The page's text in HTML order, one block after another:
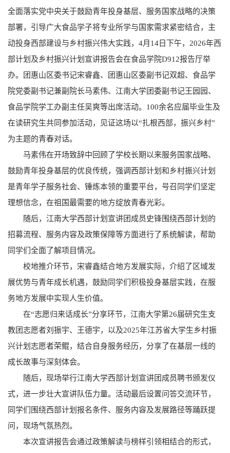
全面落实党中央关于鼓励青年投身基层、服务国家战略的决策
部署，引导广大食品学子将专业所学与国家需求紧密结合，主
动投身西部建设与乡村振兴伟大实践，4月14日下午，2026年西
部计划及乡村振兴计划宣讲报告会在食品学院D912报告厅举
办。团惠山区委书记宋睿鑫、团惠山区委副书记双超、食品学
院党委副书记兼副院长马素伟、江南大学团委副书记王园园、
食品学院学工办副主任吴爽等出席活动。100余名应届毕业生及
在读研究生共同参加活动，见证这场以“扎根西部，振兴乡村”
为主题的青春对话。
马素伟在开场致辞中回顾了学校长期以来服务国家战略、
鼓励青年投身基层的优良传统，强调西部计划和乡村振兴计划
是青年学子服务社会、锤炼本领的重要平台，号召同学们坚定
理想信念，在祖国最需要的地方绽放青春光彩。
随后，江南大学西部计划宣讲团成员史锋围绕西部计划的
招募流程、服务内容及政策保障等方面进行了系统解读，帮助
同学们全面了解项目情况。
校地推介环节，宋睿鑫结合地方发展实际，介绍了区域发
展优势与青年成长机遇，鼓励同学们积极投身基层实践，在服
务地方发展中实现人生价值。
在“志愿归来话成长”分享环节，江南大学第26届研究生支
教团志愿者刘振宇、王德宇，以及2025年江苏省大学生乡村振
兴计划志愿者荣鲲，结合自身服务经历，分享了在基层一线的
成长故事与深刻体会。
随后，现场举行江南大学西部计划宣讲团成员聘书颁发仪
式，进一步壮大宣讲队伍力量。活动最后设置问答交流环节，
同学们围绕西部计划报名条件、服务内容及发展路径等踊跃提
问，现场气氛热烈。
本次宣讲报告会通过政策解读与榜样引领相结合的形式，